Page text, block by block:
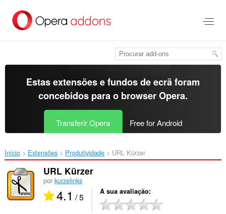
para
Estas extensões e fundos de ecrã foram
concebidos para o browser Opera.
Transferir Opera Free for Android
Início Extensões Produtividade URL Kürzer‎
URL Kürzer
por kurzelinks
4.1 / 5 A sua avaliação